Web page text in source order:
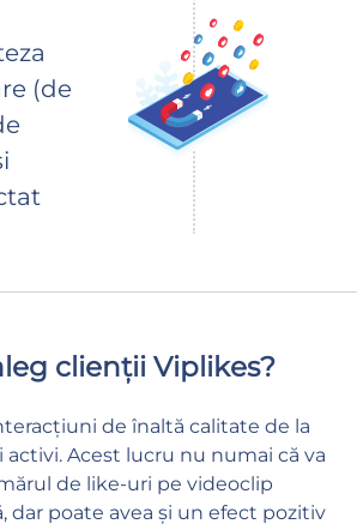
(de
clienții Viplikes?
de înaltă calitate de la
activi. Acest lucru nu numai că va
de like-uri pe videoclip
dar poate avea și un efect pozitiv